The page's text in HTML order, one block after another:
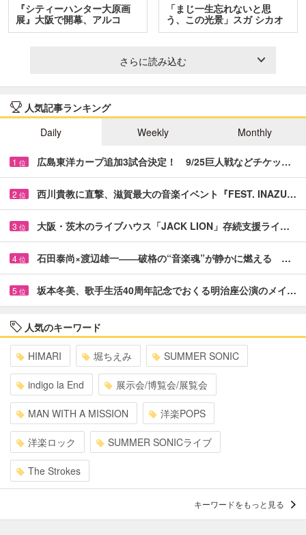
『シティーハンター大原画
展』大阪で開幕、アルコ
＆…
「まじ一生忘れないと思
う、この光景」スガ シカオ
と…
さらに読み込む
人気記事ランキング
Daily
Weekly Monthly
1 位 広島東洋カープ追加3試合決定！ 9/25巨人戦などチケッ…
2 位 西川貴教に直撃、滋賀最大の音楽イベント『FEST. INAZU…
3 位 大阪・茨木のライブハウス「JACK LION」存続支援ライ…
4 位 石田泰尚×渡辺雄一――破格の“音楽魂”が静かに燃える …
5 位 坂本冬美、歌手生活40周年記念でおくる明治座公演のメイ…
人気のキーワード
HIMARI 堀ちえみ SUMMER SONIC
indigo la End 展示会/博覧会/展覧会
MAN WITH A MISSION 洋楽POPS
洋楽ロック SUMMER SONICライブ
The Strokes
キーワードをもっと見る